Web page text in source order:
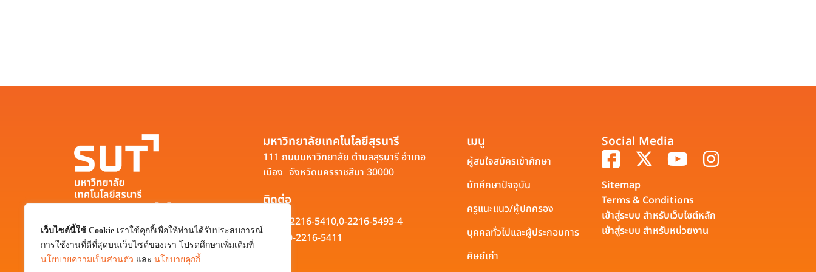
เว็บไซต์นี้ใช้ Cookie เราใช้คุกกี้เพื่อให้ท่านได้รับประสบการณ์
การใช้งานที่ดีที่สุดบนเว็บไซต์ของเรา โปรดศึกษาเพิ่มเติมที่
นโยบายความเป็นส่วนตัว และ นโยบายคุกกี้
มหาวิทยาลัยเทคโนโลยีสุรนารี
111 ถนนมหาวิทยาลัย ตำบลสุรนารี อำเภอ
เมือง จังหวัดนครราชสีมา 30000
0-4422-3000
มหาวิทยาลัยเทคโนโลยีสุรนารี
111 ถนนมหาวิทยาลัย ตำบลสุรนารี อำเภอ
เมือง จังหวัดนครราชสีมา 30000
ติดต่อ
0-2216-5410,0-2216-5493-4
0-2216-5411
เมนู
ผู้สนใจสมัครเข้าศึกษา
นักศึกษาปัจจุบัน
ครูแนะแนว/ผู้ปกครอง
บุคคลทั่วไปและผู้ประกอบการ
ศิษย์เก่า
Social Media
Sitemap
Terms & Conditions
เข้าสู่ระบบ สำหรับเว็บไซต์หลัก
เข้าสู่ระบบ สำหรับหน่วยงาน